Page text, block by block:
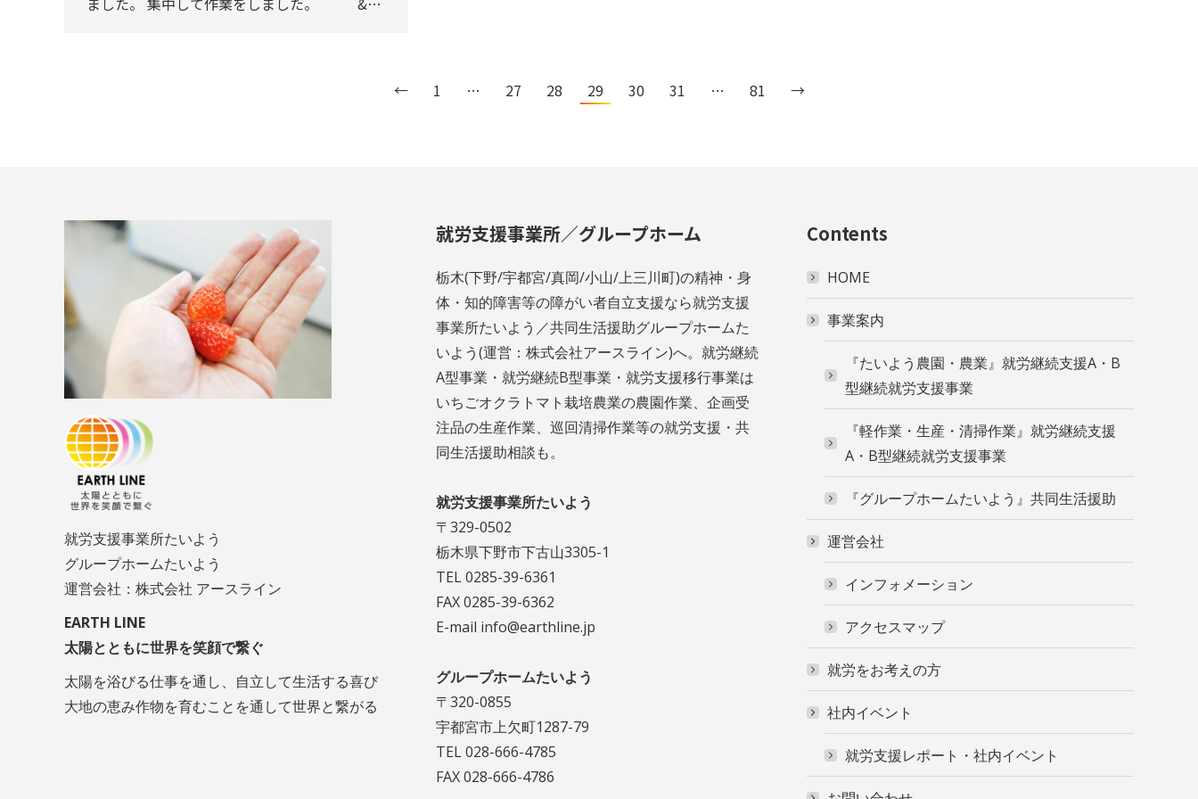
← 1 … 27 28 29 30 31 … 81 →
就労支援事業所たいよう
グループホームたいよう
運営会社：株式会社 アースライン
EARTH LINE
太陽とともに世界を笑顔で繋ぐ
太陽を浴びる仕事を通し、自立して生活する喜び
大地の恵み作物を育むことを通して世界と繋がる
就労支援事業所／グループホーム
栃木(下野/宇都宮/真岡/小山/上三川町)の精神・身
体・知的障害等の障がい者自立支援なら就労支援
事業所たいよう／共同生活援助グループホームた
いよう(運営：株式会社アースライン)へ。就労継続
A型事業・就労継続B型事業・就労支援移行事業は
いちごオクラトマト栽培農業の農園作業、企画受
注品の生産作業、巡回清掃作業等の就労支援・共
同生活援助相談も。
就労支援事業所たいよう
〒329-0502
栃木県下野市下古山3305-1
TEL 0285-39-6361
FAX 0285-39-6362
E-mail info@earthline.jp
グループホームたいよう
〒320-0855
宇都宮市上欠町1287-79
TEL 028-666-4785
FAX 028-666-4786
Contents
HOME
事業案内
『たいよう農園・農業』就労継続支援A・B
型継続就労支援事業
『軽作業・生産・清掃作業』就労継続支援
A・B型継続就労支援事業
『グループホームたいよう』共同生活援助
運営会社
インフォメーション
アクセスマップ
就労をお考えの方
社内イベント
就労支援レポート・社内イベント